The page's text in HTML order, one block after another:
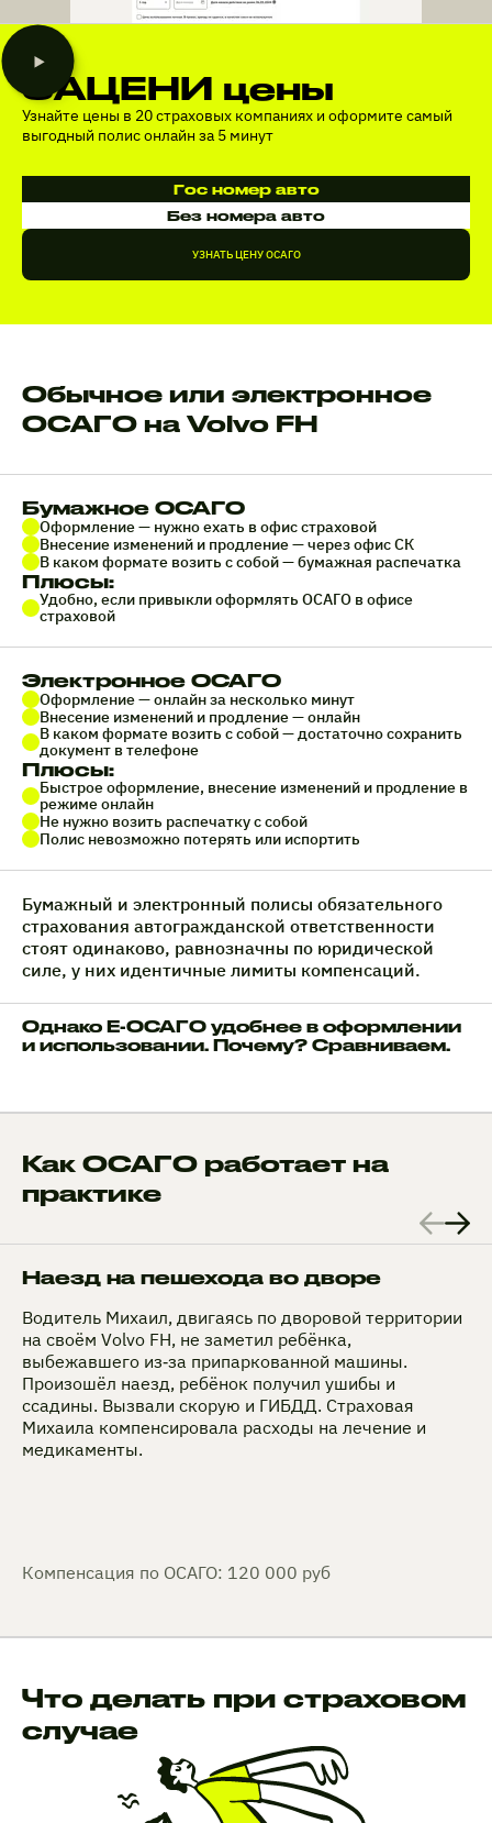
ЗАЦЕНИ цены
Узнайте цены в 20 страховых компаниях и оформите самый
выгодный полис онлайн за 5 минут
Гос номер авто
Без номера авто
УЗНАТЬ ЦЕНУ ОСАГО
Обычное или электронное
ОСАГО на Volvo FH
Бумажное ОСАГО
Оформление — нужно ехать в офис страховой
Внесение изменений и продление — через офис СК
В каком формате возить с собой — бумажная распечатка
Плюсы:
Удобно, если привыкли оформлять ОСАГО в офисе
страховой
Электронное ОСАГО
Оформление — онлайн за несколько минут
Внесение изменений и продление — онлайн
В каком формате возить с собой — достаточно сохранить
документ в телефоне
Плюсы:
Быстрое оформление, внесение изменений и продление в
режиме онлайн
Не нужно возить распечатку с собой
Полис невозможно потерять или испортить
Бумажный и электронный полисы обязательного
страхования автогражданской ответственности
стоят одинаково, равнозначны по юридической
силе, у них идентичные лимиты компенсаций.
Однако Е-ОСАГО удобнее в оформлении
и использовании. Почему? Сравниваем.
Как ОСАГО работает на
практике
Наезд на пешехода во дворе
Водитель Михаил, двигаясь по дворовой территории
на своём Volvo FH, не заметил ребёнка,
выбежавшего из‑за припаркованной машины.
Произошёл наезд, ребёнок получил ушибы и
ссадины. Вызвали скорую и ГИБДД. Страховая
Михаила компенсировала расходы на лечение и
медикаменты.
Компенсация по ОСАГО: 120 000 руб
Что делать при страховом
случае